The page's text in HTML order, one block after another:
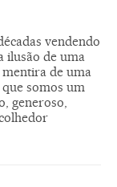
vendendo
ilusão de uma
de uma
somos um
generoso,